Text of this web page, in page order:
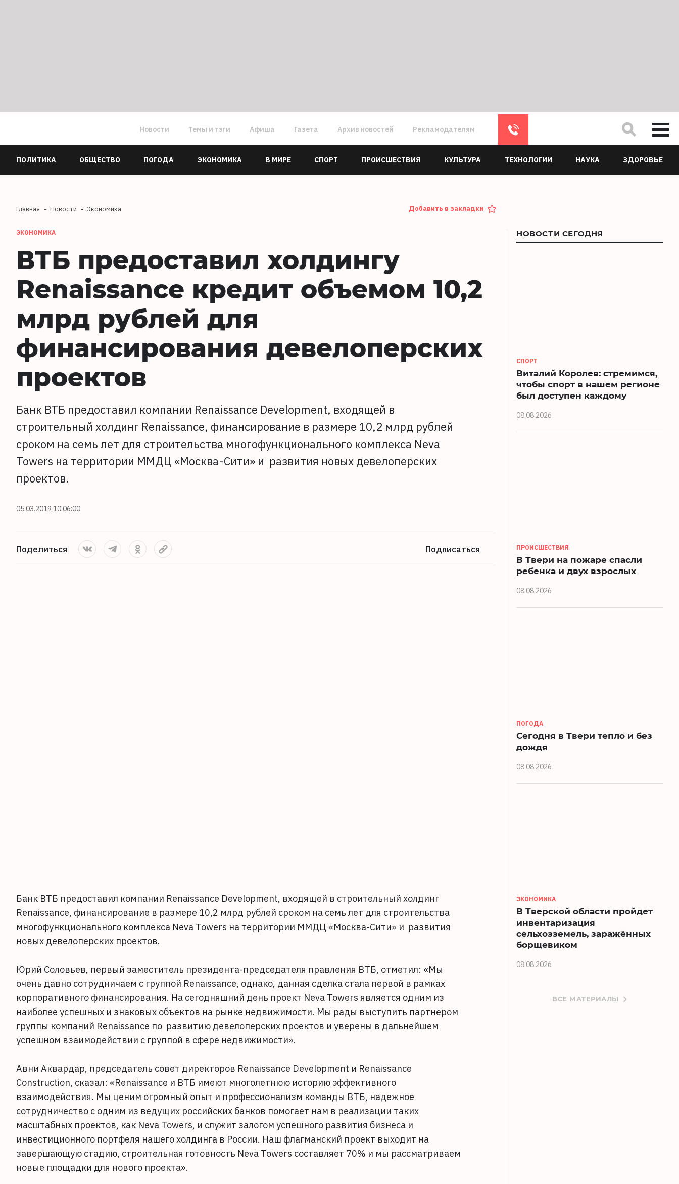
Новости Темы и тэги Афиша Газета Архив новостей Рекламодателям
ПОЛИТИКА ОБЩЕСТВО ПОГОДА ЭКОНОМИКА В МИРЕ СПОРТ ПРОИСШЕСТВИЯ КУЛЬТУРА ТЕХНОЛОГИИ НАУКА ЗДОРОВЬЕ
Главная Новости Экономика Добавить в закладки
ЭКОНОМИКА
ВТБ предоставил холдингу
Renaissance кредит объемом 10,2
млрд рублей для
финансирования девелоперских
проектов
Банк ВТБ предоставил компании Renaissance Development, входящей в
строительный холдинг Renaissance, финансирование в размере 10,2 млрд рублей
сроком на семь лет для строительства многофункционального комплекса Neva
Towers на территории ММДЦ «Москва-Сити» и развития новых девелоперских
проектов.
05.03.2019 10:06:00
Поделиться Подписаться
Банк ВТБ предоставил компании Renaissance Development, входящей в строительный холдинг
Renaissance, финансирование в размере 10,2 млрд рублей сроком на семь лет для строительства
многофункционального комплекса Neva Towers на территории ММДЦ «Москва-Сити» и развития
новых девелоперских проектов.
Юрий Соловьев, первый заместитель президента-председателя правления ВТБ, отметил: «Мы
очень давно сотрудничаем с группой Renaissance, однако, данная сделка стала первой в рамках
корпоративного финансирования. На сегодняшний день проект Neva Towers является одним из
наиболее успешных и знаковых объектов на рынке недвижимости. Мы рады выступить партнером
группы компаний Renaissance по развитию девелоперских проектов и уверены в дальнейшем
успешном взаимодействии с группой в сфере недвижимости».
Авни Аквардар, председатель совет директоров Renaissance Development и Renaissance
Construction, сказал: «Renaissance и ВТБ имеют многолетнюю историю эффективного
взаимодействия. Мы ценим огромный опыт и профессионализм команды ВТБ, надежное
сотрудничество с одним из ведущих российских банков помогает нам в реализации таких
масштабных проектов, как Neva Towers, и служит залогом успешного развития бизнеса и
инвестиционного портфеля нашего холдинга в России. Наш флагманский проект выходит на
завершающую стадию, строительная готовность Neva Towers составляет 70% и мы рассматриваем
новые площадки для нового проекта».
НОВОСТИ СЕГОДНЯ
СПОРТ
Виталий Королев: стремимся,
чтобы спорт в нашем регионе
был доступен каждому
08.08.2026
ПРОИСШЕСТВИЯ
В Твери на пожаре спасли
ребенка и двух взрослых
08.08.2026
ПОГОДА
Сегодня в Твери тепло и без
дождя
08.08.2026
ЭКОНОМИКА
В Тверской области пройдет
инвентаризация
сельхозземель, заражённых
борщевиком
08.08.2026
ВСЕ МАТЕРИАЛЫ